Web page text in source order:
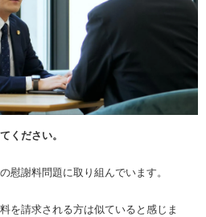
ください。
慰謝料問題に取り組んでいます。
を請求される方は似ていると感じま